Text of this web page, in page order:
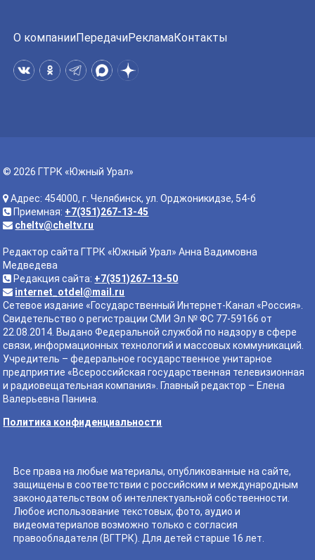
О компанииПередачиРекламаКонтакты
© 2026 ГТРК «Южный Урал»
Адрес: 454000, г. Челябинск, ул. Орджоникидзе, 54-б
Приемная: +7(351)267-13-45
cheltv@cheltv.ru
Редактор сайта ГТРК «Южный Урал» Анна Вадимовна
Медведева
Редакция сайта: +7(351)267-13-50
internet_otdel@mail.ru
Сетевое издание «Государственный Интернет-Канал «Россия».
Свидетельство о регистрации СМИ Эл № ФС 77-59166 от
22.08.2014. Выдано Федеральной службой по надзору в сфере
связи, информационных технологий и массовых коммуникаций.
Учредитель – федеральное государственное унитарное
предприятие «Всероссийская государственная телевизионная
и радиовещательная компания». Главный редактор – Елена
Валерьевна Панина.
Политика конфиденциальности
Все права на любые материалы, опубликованные на сайте,
защищены в соответствии с российским и международным
законодательством об интеллектуальной собственности.
Любое использование текстовых, фото, аудио и
видеоматериалов возможно только с согласия
правообладателя (ВГТРК). Для детей старше 16 лет.